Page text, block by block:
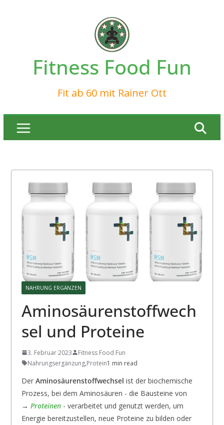
Fitness Food Fun
Fit ab 60 mit Rainer Ott
NAHRUNG ERGÄNZEN
Aminosäurenstoffwech
sel und Proteine
3. Februar 2023
Fitness Food Fun
Nahrungsergänzung,Protein1 min read
Der Aminosäurenstoffwechsel ist der biochemische
Prozess, bei dem Aminosäuren - die Bausteine von
→ Proteinen- verarbeitet und genutzt werden, um
Energie bereitzustellen, neue Proteine zu bilden oder